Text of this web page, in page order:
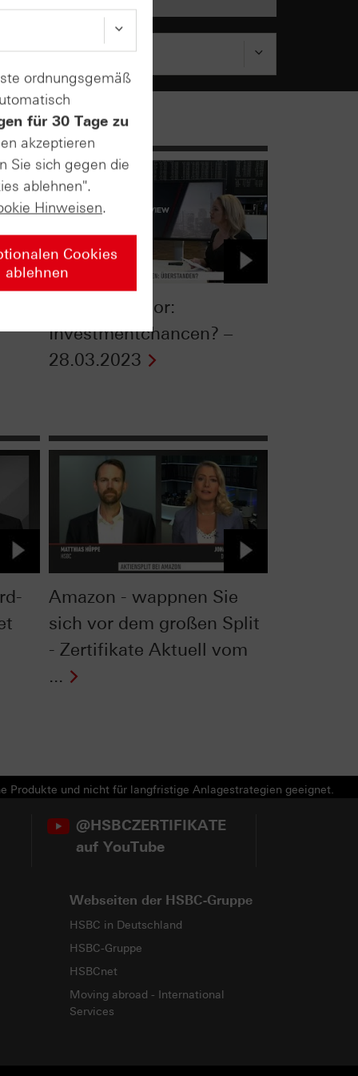
Banken-Sektor:
Investmentchancen? –
28.03.2023
Amazon - wappnen Sie
sich vor dem großen Split
- Zertifikate Aktuell vom
...
Produkte und nicht für langfristige Anlagestrategien geeignet.
@HSBCZERTIFIKATE
auf YouTube
Webseiten der HSBC-Gruppe
HSBC in Deutschland
HSBC-Gruppe
HSBCnet
Moving abroad - International
Services
ordnungsgemäß
für 30 Tage zu
akzeptieren
Sie sich gegen die
ablehnen".
Hinweisen.
Cookies
ablehnen